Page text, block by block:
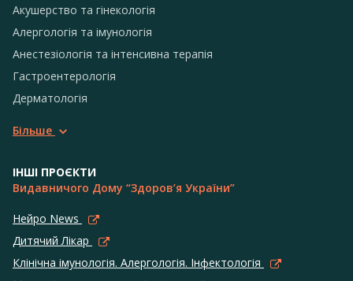
Акушерство та гінекологія
Алергологія та імунологія
Анестезіологія та інтенсивна терапія
Гастроентерологія
Дерматологія
Більше
ІНШІ ПРОЄКТИ
Видавничого Дому “Здоров’я України”
Нейро News
Дитячий Лікар
Клінічна імунологія. Алергологія. Інфектологія